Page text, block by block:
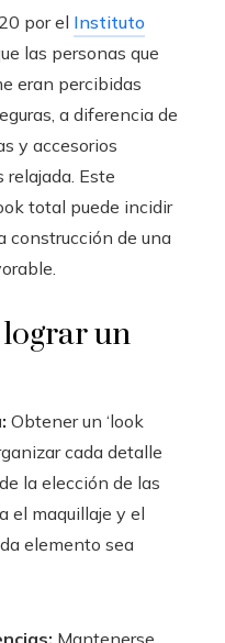
por el Instituto
las personas que
eran percibidas
a diferencia de
y accesorios
Este
total puede incidir
construcción de una
un
Obtener un ‘look
cada detalle
la elección de las
el maquillaje y el
elemento sea
Mantenerse